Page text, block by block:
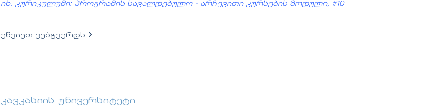
იხ. კურიკულუმი: პროგრამის სავალდებულო - არჩევითი კურსების მოდული, #10
ეწვიეთ ვებგვერდს
კავკასიის უნივერსიტეტი